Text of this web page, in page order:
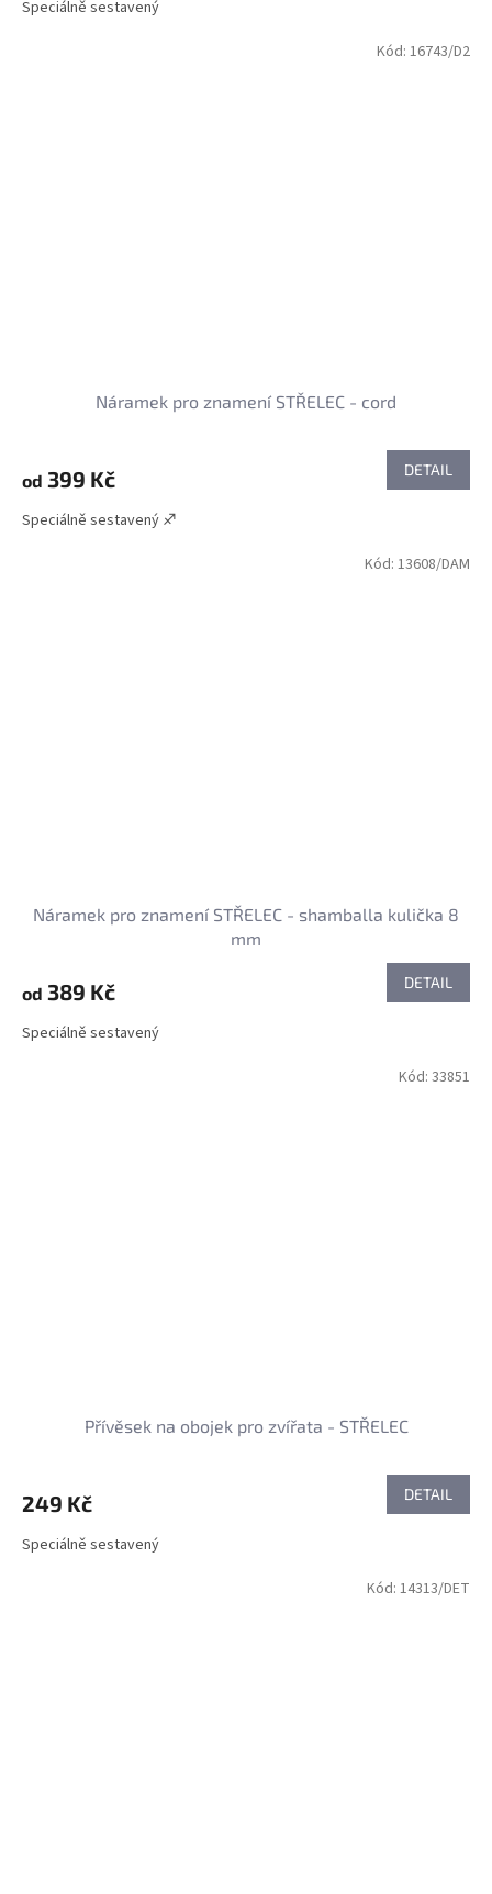
Speciálně sestavený
Náramek pro znamení STŘELEC - cord
od 399 Kč DETAIL
Speciálně sestavený ♐
Kód: 16743/D2
Náramek pro znamení STŘELEC - shamballa kulička 8
mm
od 389 Kč DETAIL
Speciálně sestavený
Kód: 13608/DAM
Přívěsek na obojek pro zvířata - STŘELEC
249 Kč DETAIL
Speciálně sestavený
Kód: 33851
Kód: 14313/DET